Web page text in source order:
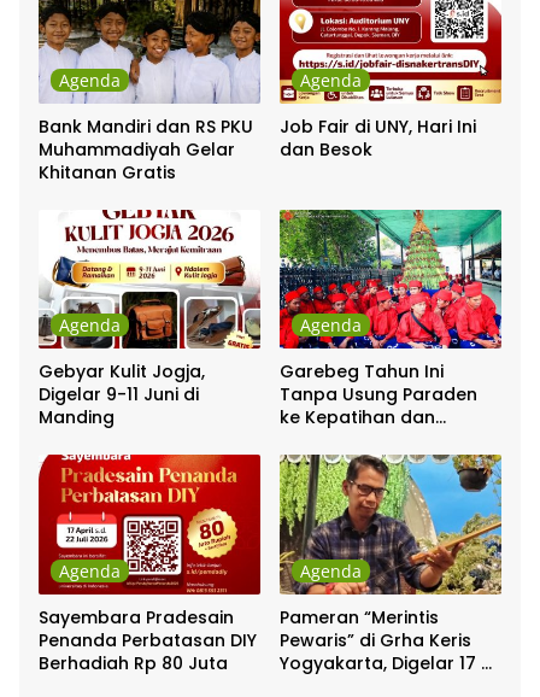
Agenda
Bank Mandiri dan RS PKU
Muhammadiyah Gelar
Khitanan Gratis
Agenda
Job Fair di UNY, Hari Ini
dan Besok
Agenda
Gebyar Kulit Jogja,
Digelar 9-11 Juni di
Manding
Agenda
Garebeg Tahun Ini
Tanpa Usung Paraden
ke Kepatihan dan
Agenda
Sayembara Pradesain
Penanda Perbatasan DIY
Berhadiah Rp 80 Juta
Agenda
Pameran “Merintis
Pewaris” di Grha Keris
Yogyakarta, Digelar 17 –